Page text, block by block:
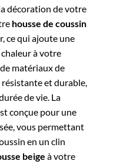
décoration de votre
housse de coussin
ce qui ajoute une
à votre
matériaux de
et durable,
de vie. La
conçue pour une
vous permettant
en un clin
beige à votre